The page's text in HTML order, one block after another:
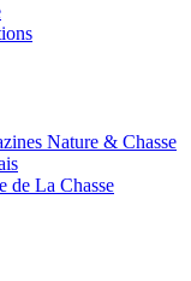
Nature & Chasse
de La Chasse